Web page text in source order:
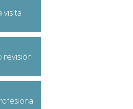
visita
revisión